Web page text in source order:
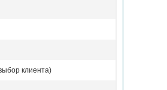
клиента)